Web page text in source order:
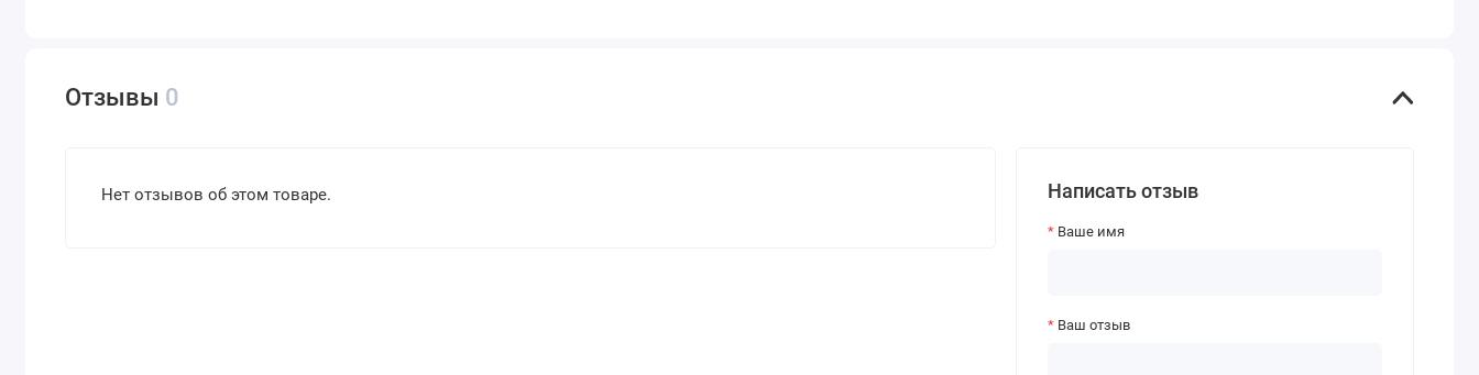
Отзывы 0
Нет отзывов об этом товаре. Написать отзыв
Ваше имя
Ваш отзыв